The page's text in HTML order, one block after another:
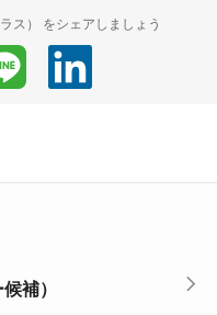
ス） をシェアしましょう
補）